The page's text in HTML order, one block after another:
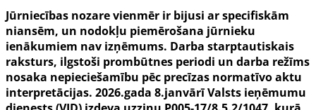
Jūrniecības nozare vienmēr ir bijusi ar specifiskām
niansēm, un nodokļu piemērošana jūrnieku
ienākumiem nav izņēmums. Darba starptautiskais
raksturs, ilgstoši prombūtnes periodi un darba režīms
nosaka nepieciešamību pēc precīzas normatīvo aktu
interpretācijas. 2026.gada 8.janvārī Valsts ieņēmumu